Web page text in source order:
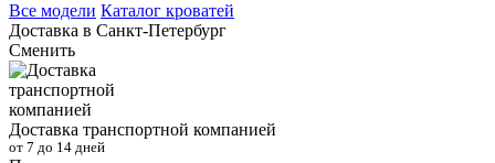
Все модели Каталог кроватей
Доставка в Санкт-Петербург
Сменить
Доставка транспортной компанией
от 7 до 14 дней